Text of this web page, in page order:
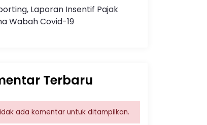
Laporan Insentif Pajak
Wabah Covid-19
Terbaru
ada komentar untuk ditampilkan.